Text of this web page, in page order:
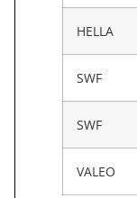
HELLA
SWF
SWF
VALEO